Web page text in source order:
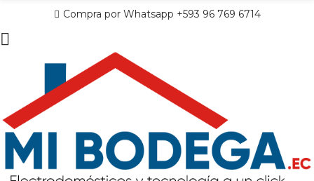
Compra por Whatsapp +593 96 769 6714